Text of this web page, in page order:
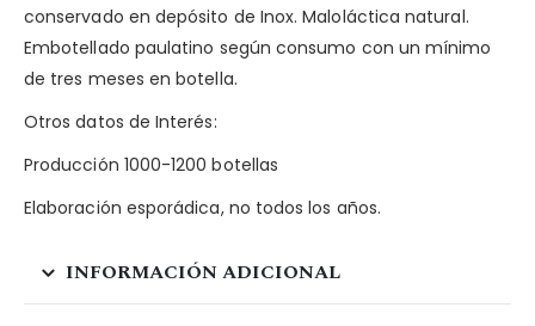
conservado en depósito de Inox. Maloláctica natural.
Embotellado paulatino según consumo con un mínimo
de tres meses en botella.
Otros datos de Interés:
Producción 1000-1200 botellas
Elaboración esporádica, no todos los años.
INFORMACIÓN ADICIONAL